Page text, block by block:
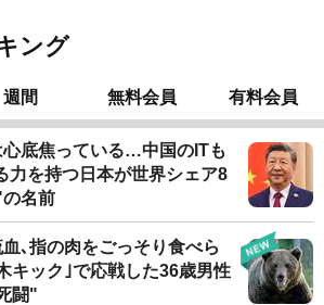
ング
週間 無料会員 有料会員
心底焦っている…中国のITも
力を持つ日本が世界シェア8
名前
､指の肉をごっそり食べら
キック｣で応戦した36歳男性
闘"